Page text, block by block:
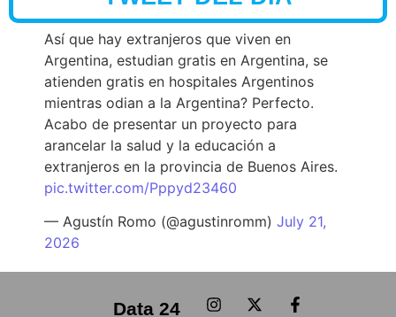
Así que hay extranjeros que viven en
Argentina, estudian gratis en Argentina, se
atienden gratis en hospitales Argentinos
mientras odian a la Argentina? Perfecto.
Acabo de presentar un proyecto para
arancelar la salud y la educación a
extranjeros en la provincia de Buenos Aires.
pic.twitter.com/Pppyd23460
— Agustín Romo (@agustinromm) July 21,
2026
Data 24